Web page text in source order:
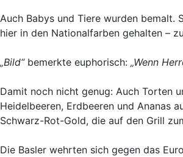
Auch Babys und Tiere wurden bemalt.
hier in den Nationalfarben gehalten –
„Bild“bemerkte euphorisch: „Wenn
Damit noch nicht genug: Auch Torten
Heidelbeeren, Erdbeeren und Ananas
Schwarz-Rot-Gold, die auf den Grill
Die Basler wehrten sich gegen das